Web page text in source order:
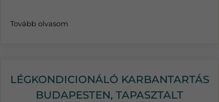
Tovább olvasom
LÉGKONDICIONÁLÓ KARBANTARTÁS
BUDAPESTEN, TAPASZTALT